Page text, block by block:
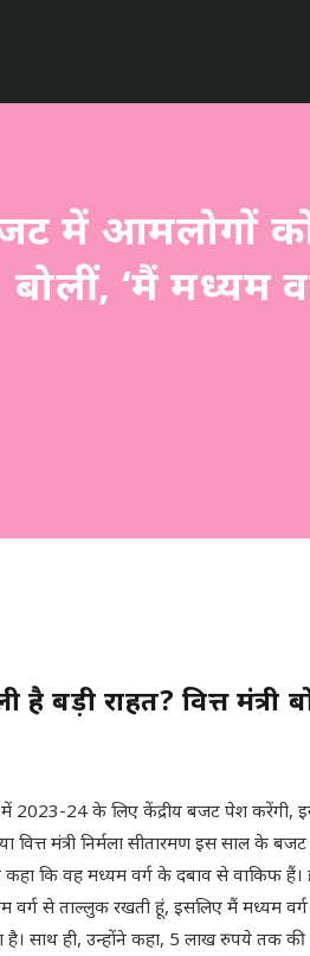
में आमलोगों को
बोलीं, ‘मैं मध्यम
बड़ी राहत? वित्त
में 2023-24 के लिए केंद्रीय बजट पेश
मंत्री निर्मला सीतारमण इस साल के
कहा कि वह मध्यम वर्ग के दबाव से वाकिफ
वर्ग से ताल्लुक रखती हूं, इसलिए मैं मध्यम
है। साथ ही, उन्होंने कहा, 5 लाख रुपये तक